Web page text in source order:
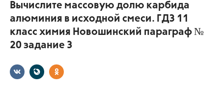
Вычислите массовую долю карбида
алюминия в исходной смеси. ГДЗ 11
класс химия Новошинский параграф №
20 задание 3